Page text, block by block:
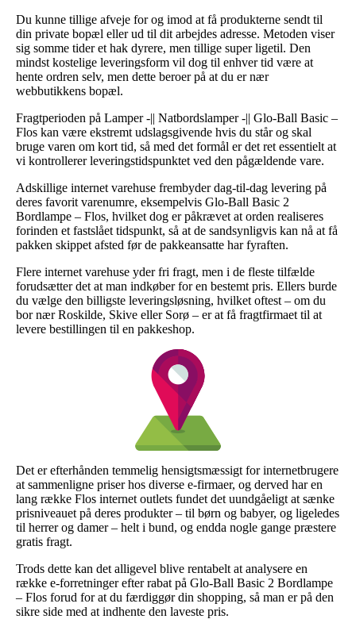
Du kunne tillige afveje for og imod at få produkterne sendt til
din private bopæl eller ud til dit arbejdes adresse. Metoden viser
sig somme tider et hak dyrere, men tillige super ligetil. Den
mindst kostelige leveringsform vil dog til enhver tid være at
hente ordren selv, men dette beroer på at du er nær
webbutikkens bopæl.
Fragtperioden på Lamper -|| Natbordslamper -|| Glo-Ball Basic –
Flos kan være ekstremt udslagsgivende hvis du står og skal
bruge varen om kort tid, så med det formål er det ret essentielt at
vi kontrollerer leveringstidspunktet ved den pågældende vare.
Adskillige internet varehuse frembyder dag-til-dag levering på
deres favorit varenumre, eksempelvis Glo-Ball Basic 2
Bordlampe – Flos, hvilket dog er påkrævet at orden realiseres
forinden et fastslået tidspunkt, så at de sandsynligvis kan nå at få
pakken skippet afsted før de pakkeansatte har fyraften.
Flere internet varehuse yder fri fragt, men i de fleste tilfælde
forudsætter det at man indkøber for en bestemt pris. Ellers burde
du vælge den billigste leveringsløsning, hvilket oftest – om du
bor nær Roskilde, Skive eller Sorø – er at få fragtfirmaet til at
levere bestillingen til en pakkeshop.
Det er efterhånden temmelig hensigtsmæssigt for internetbrugere
at sammenligne priser hos diverse e-firmaer, og derved har en
lang række Flos internet outlets fundet det uundgåeligt at sænke
prisniveauet på deres produkter – til børn og babyer, og ligeledes
til herrer og damer – helt i bund, og endda nogle gange præstere
gratis fragt.
Trods dette kan det alligevel blive rentabelt at analysere en
række e-forretninger efter rabat på Glo-Ball Basic 2 Bordlampe
– Flos forud for at du færdiggør din shopping, så man er på den
sikre side med at indhente den laveste pris.